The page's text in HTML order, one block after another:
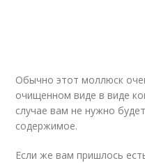
Обычно этот моллюск
очищенном виде в виде
случае вам не нужно
содержимое.
Если же вам пришлось